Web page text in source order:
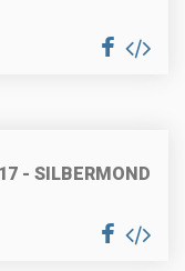
- SILBERMOND